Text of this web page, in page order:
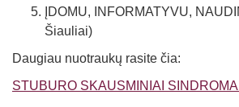
ĮDOMU, INFORMATYVU,
Šiauliai)
Daugiau nuotraukų rasite čia:
STUBURO SKAUSMINIAI